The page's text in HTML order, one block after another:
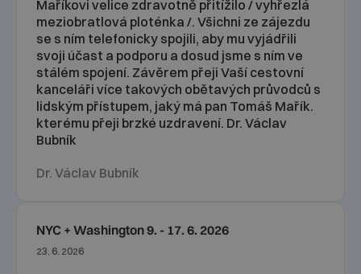
Maříkovi velice zdravotně přitížilo / vyhřezlá
meziobratlová ploténka /. Všichni ze zájezdu
se s ním telefonicky spojili, aby mu vyjádřili
svoji účast a podporu a dosud jsme s ním ve
stálém spojení. Závěrem přeji Vaší cestovní
kanceláři více takových obětavých průvodců s
lidským přístupem, jaký má pan Tomáš Mařík.
kterému přeji brzké uzdravení. Dr. Václav
Bubník
Dr. Václav Bubník
NYC + Washington 9. - 17. 6. 2026
23. 6. 2026